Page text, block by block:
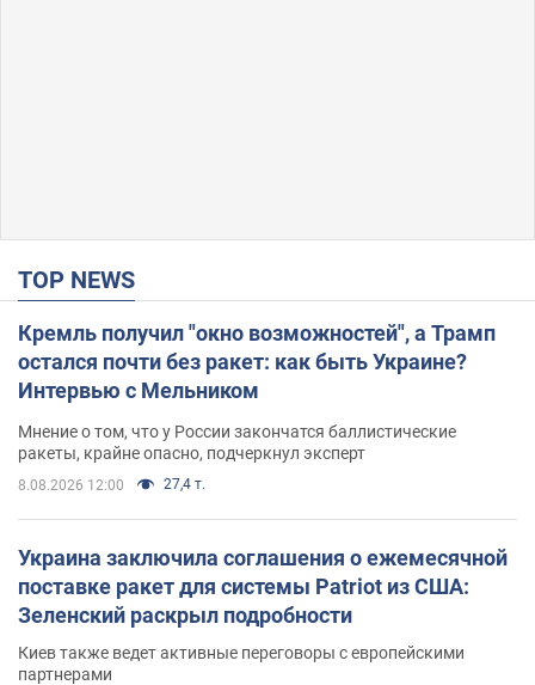
TOP NEWS
Кремль получил "окно возможностей", а Трамп
остался почти без ракет: как быть Украине?
Интервью с Мельником
Мнение о том, что у России закончатся баллистические
ракеты, крайне опасно, подчеркнул эксперт
8.08.2026 12:00 27,4 т.
Украина заключила соглашения о ежемесячной
поставке ракет для системы Patriot из США:
Зеленский раскрыл подробности
Киев также ведет активные переговоры с европейскими
партнерами